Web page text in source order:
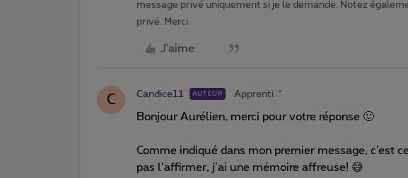
message privé uniquement si je le demande. Notez
privé. Merci
J'aime
C Candice11 AUTEUR Apprenti
Bonjour Aurélien, merci pour votre réponse 🙂
Comme indiqué dans mon premier message, c’est
pas l’affirmer, j’ai une mémoire affreuse! 😅